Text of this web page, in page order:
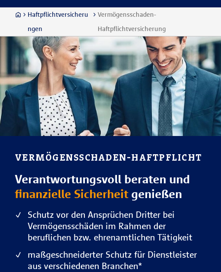
Haftpflichtversicheru
ngen
Vermögensschaden-
Haftpflichtversicherung
VERMÖGENS­SCHADEN-HAFTPFLICHT­
Verantwortungsvoll beraten und
finanzielle Sicherheit genießen
Schutz vor den Ansprüchen Dritter bei
Vermögensschäden im Rahmen der
beruflichen bzw. ehrenamtlichen Tätigkeit
maßgeschneiderter Schutz für Dienstleister
aus verschiedenen Branchen*